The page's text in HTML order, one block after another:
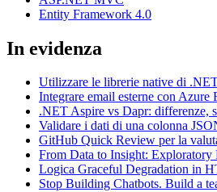
Entity Framework 4.0
In evidenza
Utilizzare le librerie native di
Integrare email esterne con Azure
.NET Aspire vs Dapr: differenze,
Validare i dati di una colonna
GitHub Quick Review per la
From Data to Insight:
Logica Graceful Degradation in
Stop Building Chatbots. Build a